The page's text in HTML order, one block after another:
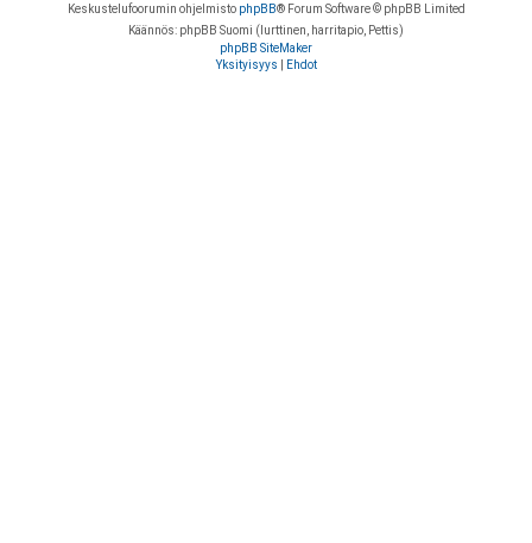
Keskustelufoorumin ohjelmisto phpBB® Forum Software © phpBB Limited
Käännös: phpBB Suomi (lurttinen, harritapio, Pettis)
phpBB SiteMaker
Yksityisyys
Ehdot